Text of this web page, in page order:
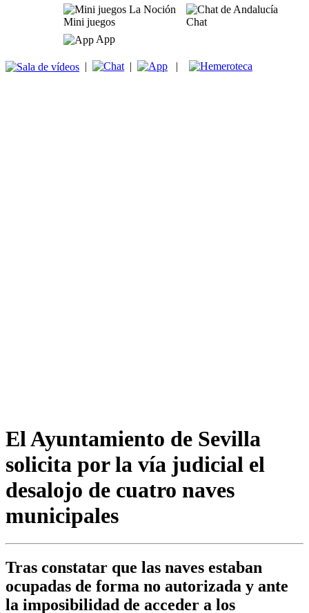
Mini juegos
Chat
App
| | |
El Ayuntamiento de Sevilla
solicita por la vía judicial el
desalojo de cuatro naves
municipales
Tras constatar que las naves estaban
ocupadas de forma no autorizada y ante
la imposibilidad de acceder a los